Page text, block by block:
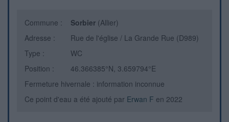
Commune : Sorbier (Allier)
Adresse :
Rue de l'église / La Grande Rue (D989)
Type :
WC
Position :
46.366385°N, 3.659794°E
Fermeture hivernale : information inconnue
Ce point d'eau a été ajouté par Erwan F en 2022